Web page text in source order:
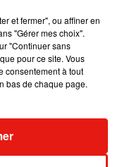
31 juillet 2026
Swedish
et fermer", ou affiner en
"Gérer mes choix".
"Continuer sans
pour ce site. Vous
consentement à tout
bas de chaque page.